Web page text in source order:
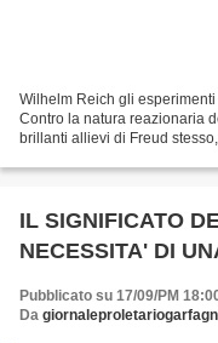
Wilhelm Reich gli
Contro la natura reazionaria
brillanti allievi di Freud
IL SIGNIFICATO
NECESSITA' DI
Pubblicato su 17/09/PM
Da